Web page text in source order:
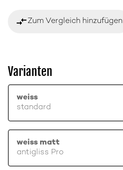
compare_arrowsZum Vergleich hinzufügen
Varianten
weiss
standard
weiss matt
antigliss Pro